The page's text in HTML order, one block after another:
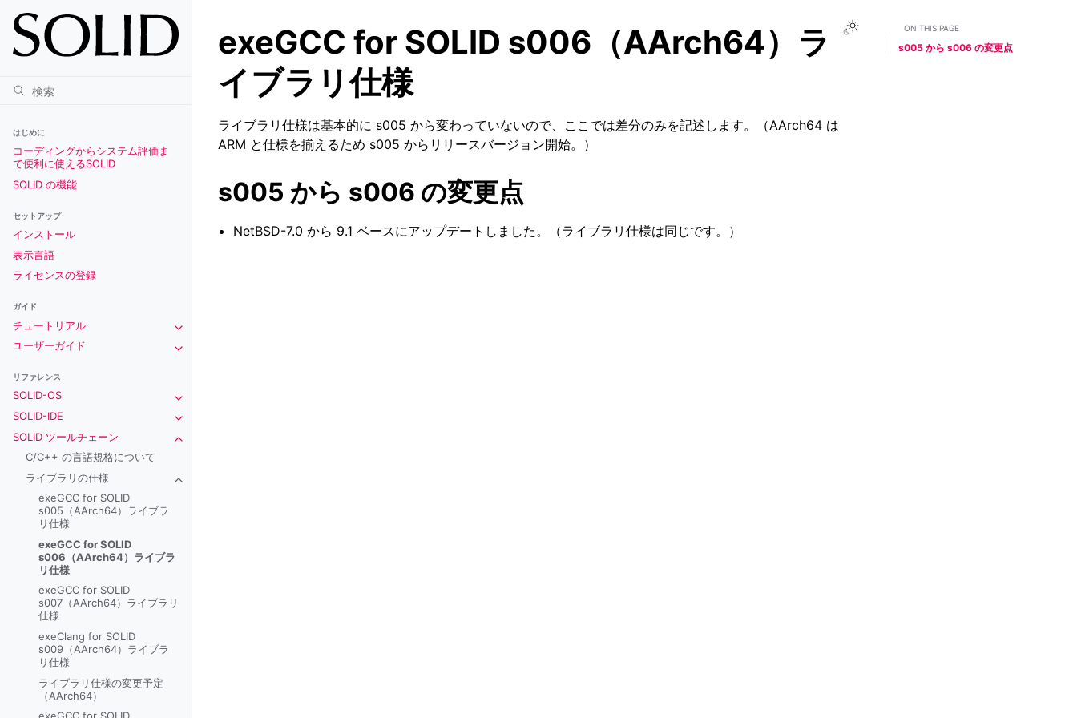
はじめに
コーディングからシステム評価ま
で便利に使えるSOLID
SOLID の機能
セットアップ
インストール
表示言語
ライセンスの登録
ガイド
チュートリアル
Toggle navigation of チュートリアル
ユーザーガイド
Toggle navigation of ユーザーガイド
リファレンス
SOLID-OS
Toggle navigation of SOLID-OS
SOLID-IDE
Toggle navigation of SOLID-IDE
SOLID ツールチェーン
Toggle navigation of SOLID ツールチェーン
C/C++ の言語規格について
ライブラリの仕様
Toggle navigation of ライブラリの仕様
exeGCC for SOLID
s005（AArch64）ライブラ
リ仕様
exeGCC for SOLID
s006（AArch64）ライブラ
リ仕様
exeGCC for SOLID
s007（AArch64）ライブラリ
仕様
exeClang for SOLID
s009（AArch64）ライブラ
リ仕様
ライブラリ仕様の変更予定
（AArch64）
Toggle Light / Dark / Auto color
exeGCC for SOLID s006（AArch64）ラ
イブラリ仕様
ライブラリ仕様は基本的に s005 から変わっていないので、ここでは差分のみを記述します。（AArch64 は
ARM と仕様を揃えるため s005 からリリースバージョン開始。）
s005 から s006 の変更点
NetBSD-7.0 から 9.1 ベースにアップデートしました。（ライブラリ仕様は同じです。）
ON THIS PAGE
s005 から s006 の変更点